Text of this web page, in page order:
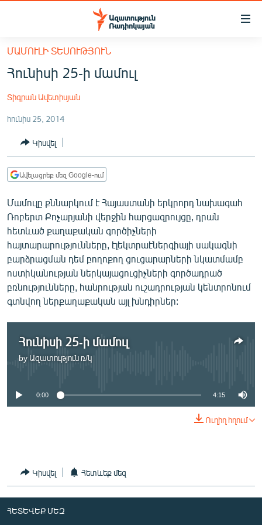
Մատչելիության
հիմնական
բովանդակությանը
հիմնական
մենյուին
ՀԱՅԱՍՏԱՆ
ՔԱՂԱՔԱԿԱՆ
ԸՆՏՐՈՒԹՅՈՒՆՆԵՐ 2026
ԻՐԱՎՈՒՆՔ
ՀԱՍԱՐԱԿՈՒԹՅՈՒՆ
ՂԱՐԱԲԱՂ
ՊԱՏԵՐԱԶՄԻ 6 ՇԱԲԱԹՆԵՐԸ
ՏԱՐԱԾԱՇՐՋԱՆ
ՄԻՋԱԶԳԱՅԻՆ
ՄՇԱԿՈՒՅԹ
ՄԵԿՆԱԲԱՆՈՒԹՅՈՒՆ
ՏՏ ԵՒ ԻՆՏԵՐՆԵՏ
ԱՐԽԻՎ
ՓՈԴՔԱՍԹ
Հայերեն
ՄԱՄՈՒԼԻ ՏԵՍՈՒԹՅՈՒՆ
Հունիսի 25-ի մամուլ
Տիգրան Ավետիսյան
հունիս 25, 2014
Կիսվել
Ավելացրեք մեզ Google-ում
Մամուլը քննարկում է Հայաստանի երկրորդ նախագահ
Ռոբերտ Քոչարյանի վերջին հարցազրույցը, դրան
հետևած քաղաքական գործիչների
հայտարարությունները, էլեկտրաէներգիայի սակագնի
բարձրացման դեմ բողոքող ցուցարարների նկատմամբ
ոստիկանության ներկայացուցիչների գործադրած
բռնությունները, հանրության ուշադրության կենտրոնում
գտնվող ներքաղաքական այլ խնդիրներ:
Հունիսի 25-ի մամուլ
by Ազատություն ռ/կ
No media source currently available
0:00 4:15
Ուղիղ հղում
Կիսվել Հետևեք մեզ
ՀԵՏԵՎԵՔ ՄԵԶ